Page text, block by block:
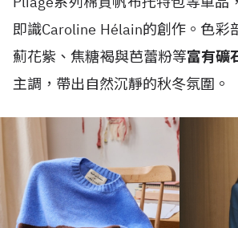
即識Caroline Hélain的創作。色彩
薊花紫、焦糖褐與芭蕾粉等富有礦
主調，帶出自然沉靜的秋冬氛圍。